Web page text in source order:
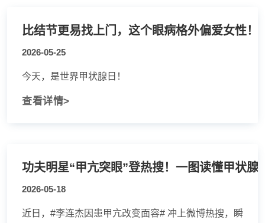
比结节更易找上门，这个眼病格外偏爱女性！
2026-05-25
今天，是世界甲状腺日！
查看详情>
功夫明星“甲亢突眼”登热搜！一图读懂甲状腺
2026-05-18
近日，#李连杰因患甲亢改变面容# 冲上微博热搜，瞬